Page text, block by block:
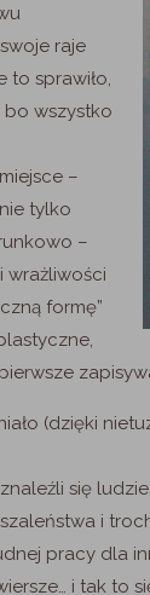
raje
to sprawiło,
wszystko
–
tylko
–
wrażliwości
formę”
(dzięki
się
i
pracy dla
i tak to